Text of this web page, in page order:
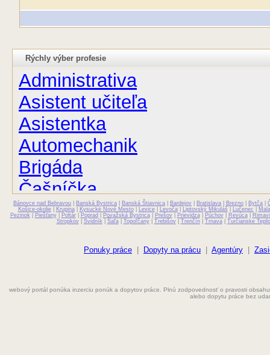
Rýchly výber profesie
Administrativa
Asistent učiteľa
Asistentka
Automechanik
Brigáda
Čašníčka
Čašník
Farmaceut
Grafik
Bánovce nad Bebravou Banská Bystrica Banská Štiavnica Bardejov Bratislava Brezno Bytča |
Košice-okolie| Krupina| Kysucké Nové Mesto| Levice| Levoča| Liptovský Mikuláš Lučenec
Pezinok
Piešťany| Poltár| Poprad Považská Bystrica| Prešov| Prievidza| Púchov| Revúca|
Stropkov| Svidník Šaľa| Topoľčany| Trebišov| Trenčín| Trnava| Turčianske
Ponuky práce Dopyty na prácu Agentúry
webový portál ponúka inzerciu ponúk a dopytov práce. Plnú zodpovednosť o pravosti
alebo dopytu práce bez